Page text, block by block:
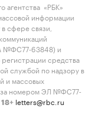
агентства «РБК»
информации
сфере связи,
№ФС77-63848) и
средства
службой по надзору в
и массовых
за номером ЭЛ №ФС77-
18+ letters@rbc.ru